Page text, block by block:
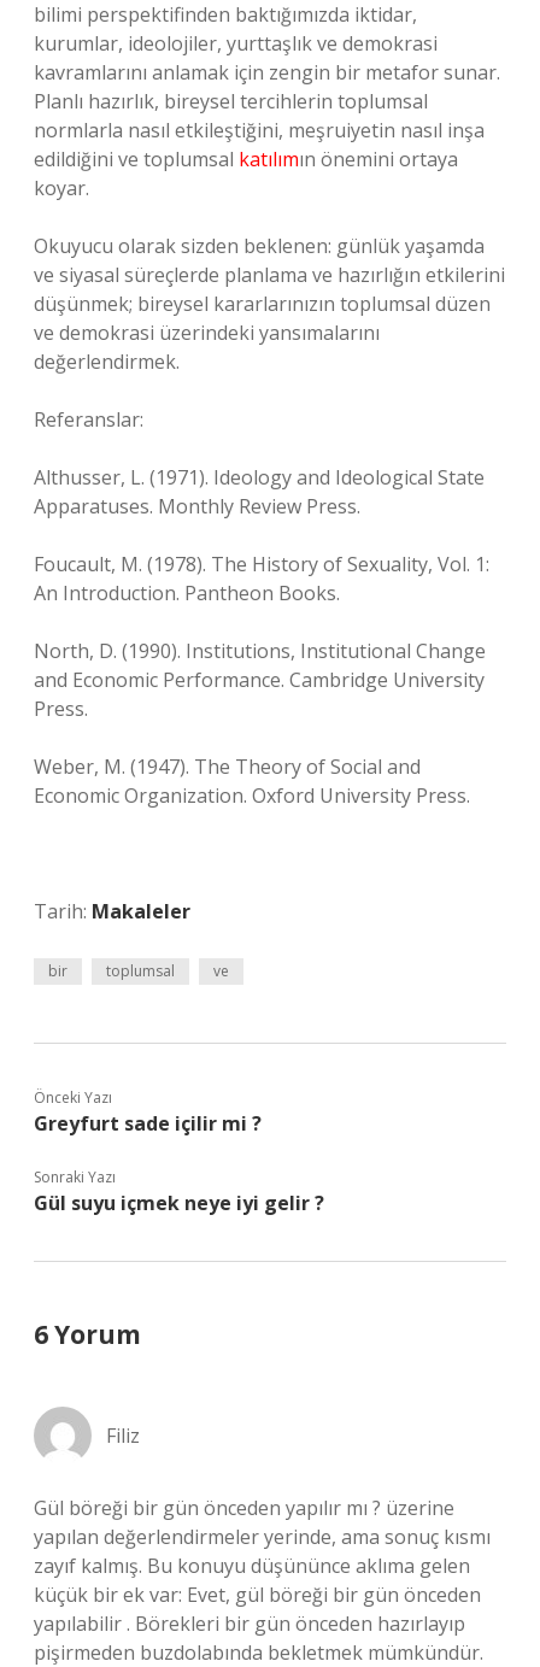
bilimi perspektifinden baktığımızda iktidar,
kurumlar, ideolojiler, yurttaşlık ve demokrasi
kavramlarını anlamak için zengin bir metafor sunar.
Planlı hazırlık, bireysel tercihlerin toplumsal
normlarla nasıl etkileştiğini, meşruiyetin nasıl inşa
edildiğini ve toplumsal katılımın önemini ortaya
koyar.
Okuyucu olarak sizden beklenen: günlük yaşamda
ve siyasal süreçlerde planlama ve hazırlığın etkilerini
düşünmek; bireysel kararlarınızın toplumsal düzen
ve demokrasi üzerindeki yansımalarını
değerlendirmek.
Referanslar:
Althusser, L. (1971). Ideology and Ideological State
Apparatuses. Monthly Review Press.
Foucault, M. (1978). The History of Sexuality, Vol. 1:
An Introduction. Pantheon Books.
North, D. (1990). Institutions, Institutional Change
and Economic Performance. Cambridge University
Press.
Weber, M. (1947). The Theory of Social and
Economic Organization. Oxford University Press.
Tarih: Makaleler
bir toplumsal ve
Önceki Yazı
Greyfurt sade içilir mi ?
Sonraki Yazı
Gül suyu içmek neye iyi gelir ?
6 Yorum
Filiz
Gül böreği bir gün önceden yapılır mı ? üzerine
yapılan değerlendirmeler yerinde, ama sonuç kısmı
zayıf kalmış. Bu konuyu düşününce aklıma gelen
küçük bir ek var: Evet, gül böreği bir gün önceden
yapılabilir . Börekleri bir gün önceden hazırlayıp
pişirmeden buzdolabında bekletmek mümkündür.